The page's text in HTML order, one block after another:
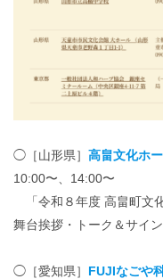
◯［山形県］ 高畠文化ホ
10:00〜、14:00〜
「令和８年度 高畠町文
舞台挨拶・トーク＆サイ
◯［愛知県］ FUJIなごや